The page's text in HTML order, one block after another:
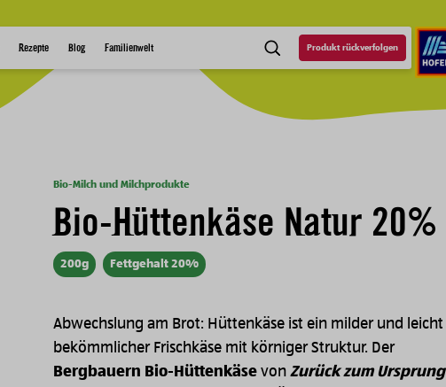
SUCHEProdukt rückverfolgen
Rezepte Blog Familienwelt
Bio-Milch und Milchprodukte
Bio-Hüttenkäse Natur 20%
200g Fettgehalt 20%
Abwechslung am Brot: Hüttenkäse ist ein milder und leicht
bekömmlicher Frischkäse mit körniger Struktur. Der
Bergbauern Bio-Hüttenkäse von Zurück zum Ursprung